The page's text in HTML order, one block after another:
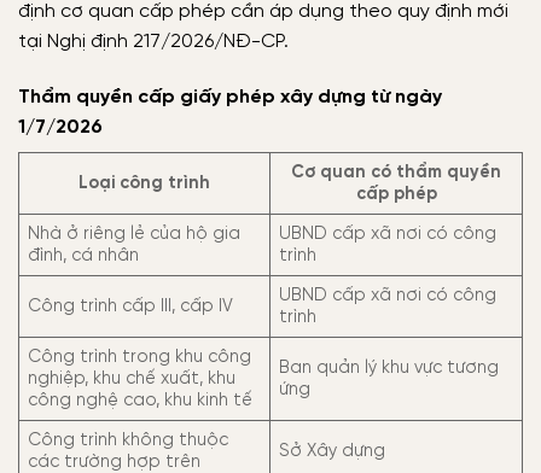
định cơ quan cấp phép cần áp dụng theo quy định mới
tại Nghị định 217/2026/NĐ-CP.
Thẩm quyền cấp giấy phép xây dựng từ ngày
1/7/2026
Loại công trình
Cơ quan có thẩm quyền
cấp phép
Nhà ở riêng lẻ của hộ gia
đình, cá nhân
UBND cấp xã nơi có công
trình
Công trình cấp III, cấp IV
UBND cấp xã nơi có công
trình
Công trình trong khu công
nghiệp, khu chế xuất, khu
công nghệ cao, khu kinh tế
Ban quản lý khu vực tương
ứng
Công trình không thuộc
các trường hợp trên
Sở Xây dựng